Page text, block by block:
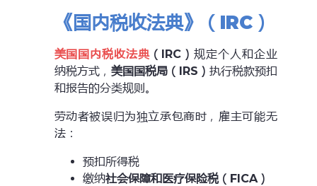
《国内税收法典》（IRC）
美国国内税收法典（IRC）规定个人和企业
纳税方式， 美国国税局（IRS） 执行税款预扣
和报告的分类规则。
劳动者被误归为独立承包商时，雇主可能无
法：
预扣所得税
缴纳社会保障和医疗保险税（ FICA）